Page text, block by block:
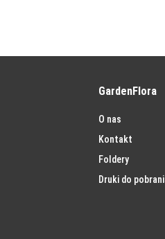
GardenFlora
O nas
Kontakt
Foldery
Druki do